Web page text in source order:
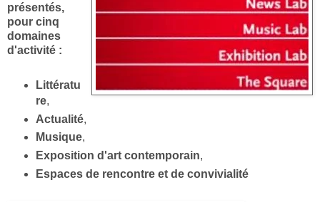
présentés,
pour cinq
domaines
d'activité :
Littératu
re,
Actualité,
Musique,
Exposition d'art contemporain,
Espaces de rencontre et de convivialité